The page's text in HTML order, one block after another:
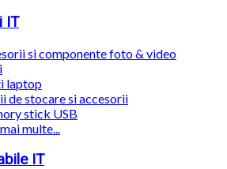
IT
si componente foto & video
laptop
de stocare si accesorii
stick USB
multe...
IT